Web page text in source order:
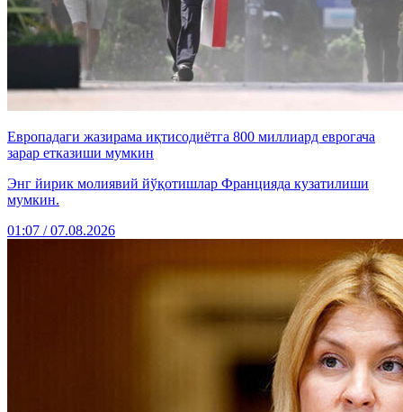
Европадаги жазирама иқтисодиётга 800 миллиард еврогача
зарар етказиши мумкин
Энг йирик молиявий йўқотишлар Францияда кузатилиши
мумкин.
01:07 / 07.08.2026